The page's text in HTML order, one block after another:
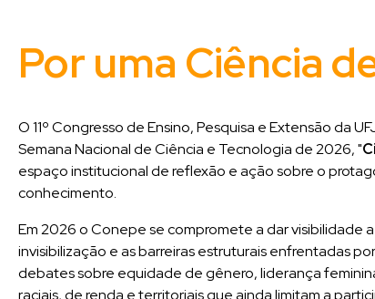
Por uma Ciência
O 11º Congresso de Ensino, Pesquisa e Extensão da
Semana Nacional de Ciência e Tecnologia de 2026, "
espaço institucional de reflexão e ação sobre o
conhecimento.
Em 2026 o Conepe se compromete a dar visibilidade
invisibilização e as barreiras estruturais enfrentadas
debates sobre equidade de gênero, liderança
raciais, de renda e territoriais que ainda limitam a